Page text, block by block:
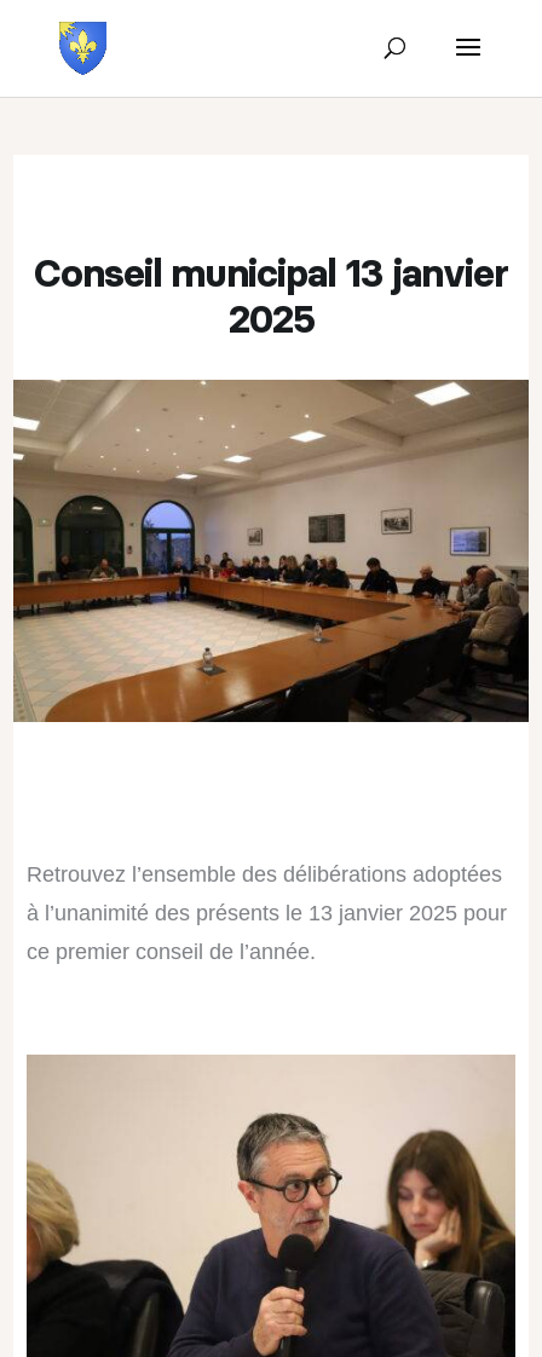
Conseil municipal 13 janvier
2025
Retrouvez l’ensemble des délibérations adoptées
à l’unanimité des présents le 13 janvier 2025 pour
ce premier conseil de l’année.